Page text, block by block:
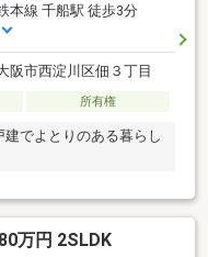
本線 千船駅 徒歩3分
阪市西淀川区佃３丁目
所有権
でよとりのある暮らし
万円 2SLDK